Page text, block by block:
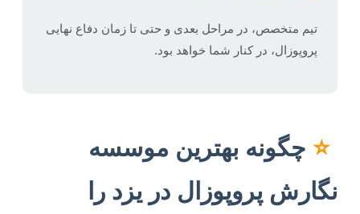
تیم متخصص، در مراحل بعدی و حتی تا زمان دفاع نهایی
پروپوزال، در کنار شما خواهد بود.
⭐ چگونه بهترین موسسه
نگارش پروپوزال در یزد را